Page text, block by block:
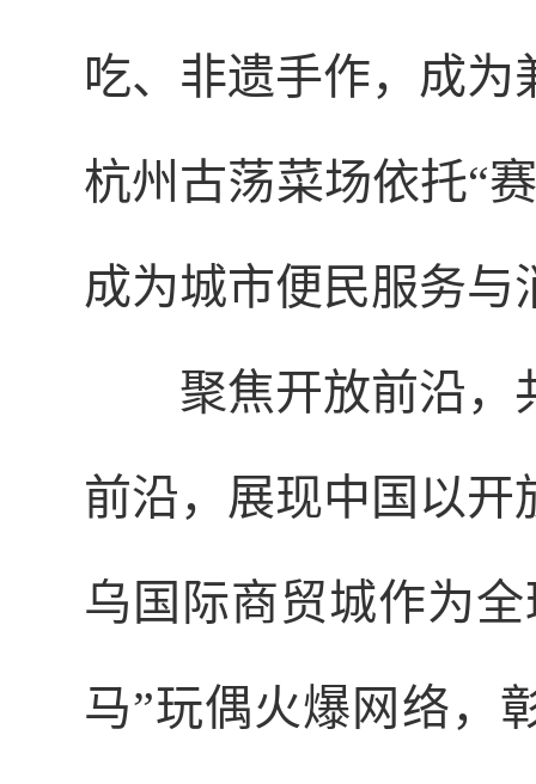
吃、非遗手作，成
杭州古荡菜场依托“
成为城市便民服务
聚焦开放前沿，
前沿，展现中国以
乌国际商贸城作为
马”玩偶火爆网络，